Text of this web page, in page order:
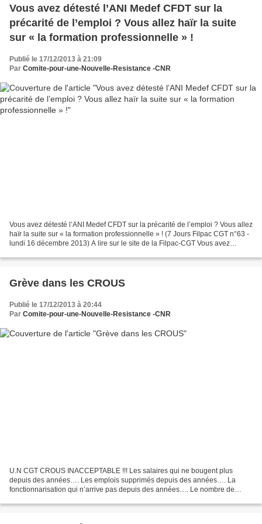
Vous avez détesté l’ANI Medef CFDT sur la
précarité de l’emploi ? Vous allez haïr la suite
sur « la formation professionnelle » !
Publié le 17/12/2013 à 21:09
Par Comite-pour-une-Nouvelle-Resistance -CNR
Vous avez détesté l’ANI Medef CFDT sur la précarité de l’emploi ? Vous allez
haïr la suite sur « la formation professionnelle » ! (7 Jours Filpac CGT n°63 -
lundi 16 décembre 2013) A lire sur le site de la Filpac-CGT Vous avez
Grève dans les CROUS
Publié le 17/12/2013 à 20:44
Par Comite-pour-une-Nouvelle-Resistance -CNR
U.N CGT CROUS INACCEPTABLE !!! Les salaires qui ne bougent plus
depuis des années…. Les emplois supprimés depuis des années…. La
fonctionnarisation qui n’arrive pas depuis des années…. Le nombre de